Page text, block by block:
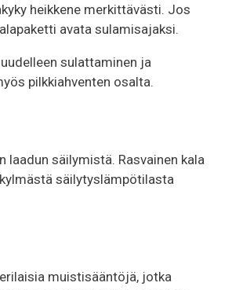
heikkene merkittävästi. Jos
avata sulamisajaksi.
sulattaminen ja
pilkkiahventen osalta.
laadun säilymistä. Rasvainen kala
säilytyslämpötilasta
muistisääntöjä, jotka